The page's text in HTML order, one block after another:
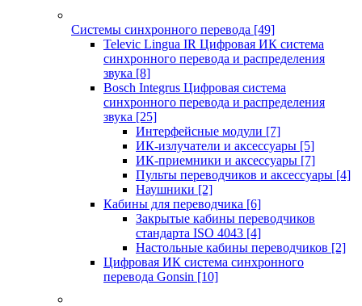
Системы синхронного перевода [49]
Televic Lingua IR Цифровая ИК система
синхронного перевода и распределения
звука [8]
Bosch Integrus Цифровая система
синхронного перевода и распределения
звука [25]
Интерфейсные модули [7]
ИК-излучатели и аксессуары [5]
ИК-приемники и аксессуары [7]
Пульты переводчиков и аксессуары [4]
Наушники [2]
Кабины для переводчика [6]
Закрытые кабины переводчиков
стандарта ISO 4043 [4]
Настольные кабины переводчиков [2]
Цифровая ИК система синхронного
перевода Gonsin [10]